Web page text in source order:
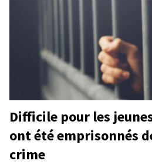
Difficile pour les
ont été emprisonnés
crime